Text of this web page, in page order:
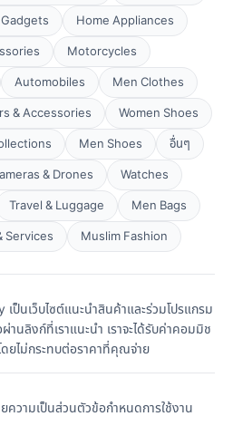
Home Appliances
Motorcycles
Automobiles
Men Clothes
& Accessories
Women Shoes
Men Shoes
อื่นๆ
& Drones
Watches
Travel & Luggage
Men Bags
Services
Muslim Fashion
ป็นเว็บไซต์แนะนำสินค้าและร่วมโปรแกรม
นลิงก์ที่เราแนะนำ เราจะได้รับค่าคอมมิช
ยไม่กระทบต่อราคาที่คุณจ่าย
ความเป็นส่วนตัวข้อกำหนดการใช้งาน